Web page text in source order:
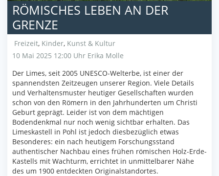
RÖMISCHES LEBEN AN DER
GRENZE
Freizeit, Kinder, Kunst & Kultur
10 Mai 2025 12:00 Uhr Erika Molle
Der Limes, seit 2005 UNESCO-Welterbe, ist einer der
spannendsten Zeitzeugen unserer Region. Viele Details
und Verhaltensmuster heutiger Gesellschaften wurden
schon von den Römern in den Jahrhunderten um Christi
Geburt geprägt. Leider ist von dem mächtigen
Bodendenkmal nur noch wenig sichtbar erhalten. Das
Limeskastell in Pohl ist jedoch diesbezüglich etwas
Besonderes: ein nach heutigem Forschungsstand
authentischer Nachbau eines frühen römischen Holz-Erde-
Kastells mit Wachturm, errichtet in unmittelbarer Nähe
des um 1900 entdeckten Originalstandortes.